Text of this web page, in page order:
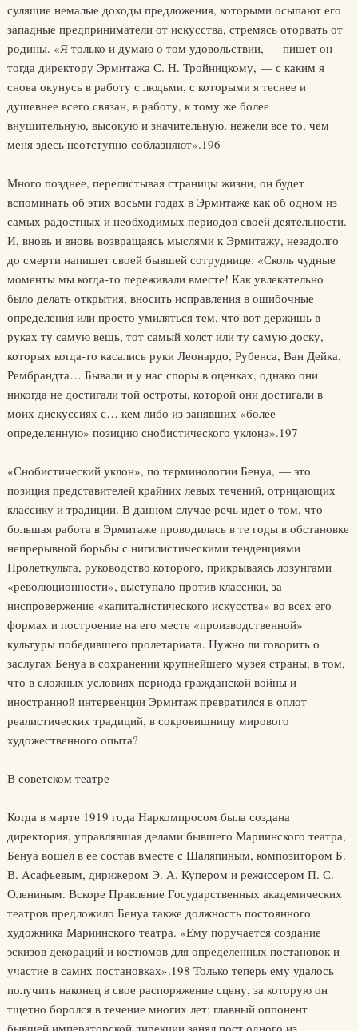
сулящие немалые доходы предложения, которыми осыпают его
западные предприниматели от искусства, стремясь оторвать от
родины. «Я только и думаю о том удовольствии, — пишет он
тогда директору Эрмитажа С. Н. Тройницкому, — с каким я
снова окунусь в работу с людьми, с которыми я теснее и
душевнее всего связан, в работу, к тому же более
внушительную, высокую и значительную, нежели все то, чем
меня здесь неотступно соблазняют».196
Много позднее, перелистывая страницы жизни, он будет
вспоминать об этих восьми годах в Эрмитаже как об одном из
самых радостных и необходимых периодов своей деятельности.
И, вновь и вновь возвращаясь мыслями к Эрмитажу, незадолго
до смерти напишет своей бывшей сотруднице: «Сколь чудные
моменты мы когда-то переживали вместе! Как увлекательно
было делать открытия, вносить исправления в ошибочные
определения или просто умиляться тем, что вот держишь в
руках ту самую вещь, тот самый холст или ту самую доску,
которых когда-то касались руки Леонардо, Рубенса, Ван Дейка,
Рембрандта… Бывали и у нас споры в оценках, однако они
никогда не достигали той остроты, которой они достигали в
моих дискуссиях с… кем либо из занявших «более
определенную» позицию снобистического уклона».197
«Снобистический уклон», по терминологии Бенуа, — это
позиция представителей крайних левых течений, отрицающих
классику и традиции. В данном случае речь идет о том, что
большая работа в Эрмитаже проводилась в те годы в обстановке
непрерывной борьбы с нигилистическими тенденциями
Пролеткульта, руководство которого, прикрываясь лозунгами
«революционности», выступало против классики, за
ниспровержение «капиталистического искусства» во всех его
формах и построение на его месте «производственной»
культуры победившего пролетариата. Нужно ли говорить о
заслугах Бенуа в сохранении крупнейшего музея страны, в том,
что в сложных условиях периода гражданской войны и
иностранной интервенции Эрмитаж превратился в оплот
реалистических традиций, в сокровищницу мирового
художественного опыта?
В советском театре
Когда в марте 1919 года Наркомпросом была создана
директория, управлявшая делами бывшего Мариинского театра,
Бенуа вошел в ее состав вместе с Шаляпиным, композитором Б.
В. Асафьевым, дирижером Э. А. Купером и режиссером П. С.
Олениным. Вскоре Правление Государственных академических
театров предложило Бенуа также должность постоянного
художника Мариинского театра. «Ему поручается создание
эскизов декораций и костюмов для определенных постановок и
участие в самих постановках».198 Только теперь ему удалось
получить наконец в свое распоряжение сцену, за которую он
тщетно боролся в течение многих лет; главный оппонент